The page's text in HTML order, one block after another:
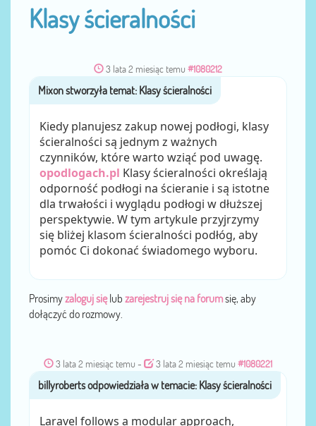
Klasy ścieralności
3 lata 2 miesiąc temu #1080212
przezMixon
Kiedy planujesz zakup nowej podłogi, klasy
ścieralności są jednym z ważnych
czynników, które warto wziąć pod uwagę.
opodlogach.pl Klasy ścieralności określają
odporność podłogi na ścieranie i są istotne
dla trwałości i wyglądu podłogi w dłuższej
perspektywie. W tym artykule przyjrzymy
się bliżej klasom ścieralności podłóg, aby
pomóc Ci dokonać świadomego wyboru.
Prosimyzaloguj sięlub zarejestruj się na forumsię, aby
dołączyć do rozmowy.
3 lata 2 miesiąc temu - 3 lata 2 miesiąc temu #1080221
przezbillyroberts
Laravel follows a modular approach,